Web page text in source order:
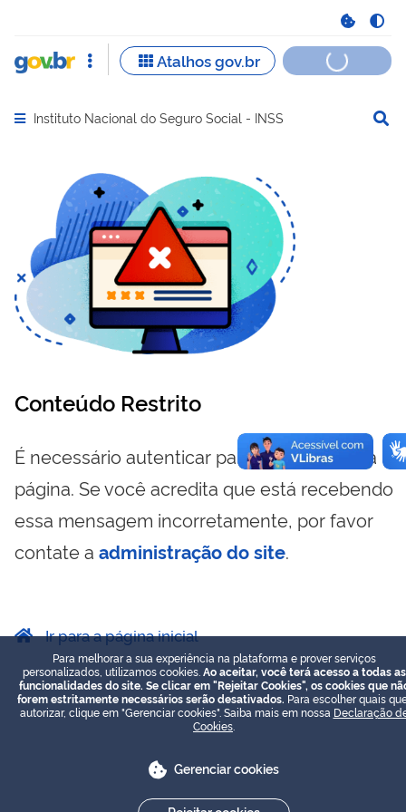
Abrir menu principal de navegação
Instituto Nacional do Seguro Social - INSS
Conteúdo Restrito
É necessário autenticar para visualizar essa
página. Se você acredita que está recebendo
essa mensagem incorretamente, por favor
contate a administração do site.
Ir para a página inicial
Para melhorar a sua experiência na plataforma e prover serviços
personalizados, utilizamos cookies. Ao aceitar, você terá acesso a todas as
funcionalidades do site. Se clicar em "Rejeitar Cookies", os cookies que
forem estritamente necessários serão desativados. Para escolher quais
autorizar, clique em "Gerenciar cookies". Saiba mais em nossa Declaração
Cookies
Gerenciar cookies